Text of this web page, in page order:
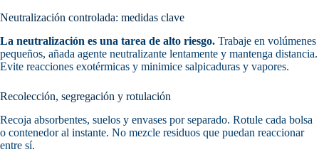
Neutralización controlada: medidas clave
La neutralización es una tarea de alto riesgo. Trabaje en volúmenes
pequeños, añada agente neutralizante lentamente y mantenga distancia.
Evite reacciones exotérmicas y minimice salpicaduras y vapores.
Recolección, segregación y rotulación
Recoja absorbentes, suelos y envases por separado. Rotule cada bolsa
o contenedor al instante. No mezcle residuos que puedan reaccionar
entre sí.